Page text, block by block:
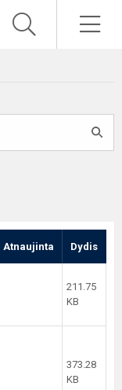
Atnaujinta Dydis
211.75
KB
373.28
KB